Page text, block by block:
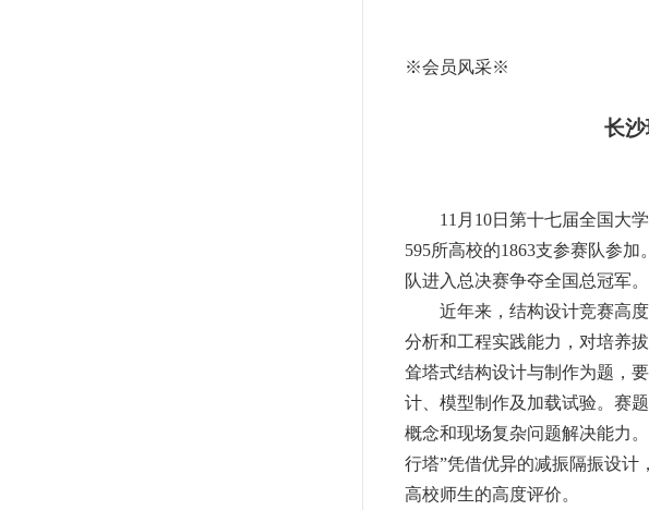
※会员风采※
长
11 月 10日第十七届全国大
595所高校的1863支参赛队参加
队进入总决赛争夺全国总冠军。
近年来，结构设计竞赛高
分析和工程实践能力，对培养
耸塔式结构设计与制作为题，
计、模型制作及加载试验。赛
概念和现场复杂问题解决能力
行塔”凭借优异的减振隔振设计
高校师生的高度评价。